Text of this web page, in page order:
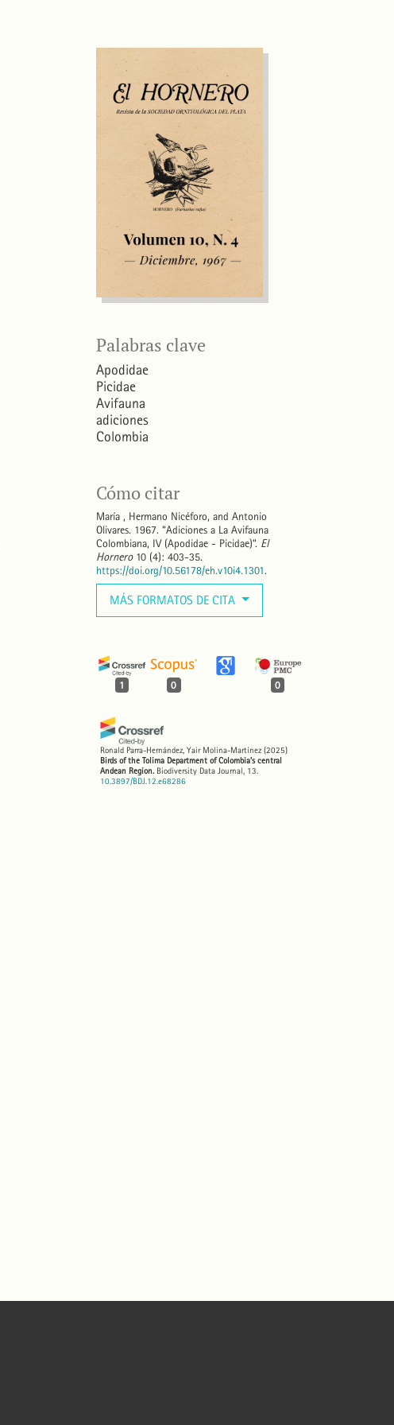
Palabras clave
Apodidae
Picidae
Avifauna
adiciones
Colombia
Cómo citar
María , Hermano Nicéforo, and Antonio
Olivares. 1967. “Adiciones a La Avifauna
Colombiana, IV (Apodidae - Picidae)”. El
Hornero10 (4): 403-35.
https://doi.org/10.56178/eh.v10i4.1301.
MÁS FORMATOS DE CITA
1 0 0
Ronald Parra-Hernández, Yair Molina-Martínez (2025)
Birds of the Tolima Department of Colombia’s central
Andean Region. Biodiversity Data Journal, 13.
10.3897/BDJ.12.e68286